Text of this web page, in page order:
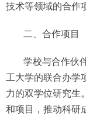
技术等领域的合作
二、合作项目
学校与合作伙
工大学的联合办学
力的双学位研究生
和项目，推动科研